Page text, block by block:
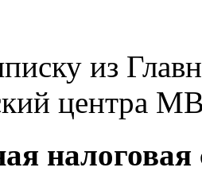
из
центра
налоговая